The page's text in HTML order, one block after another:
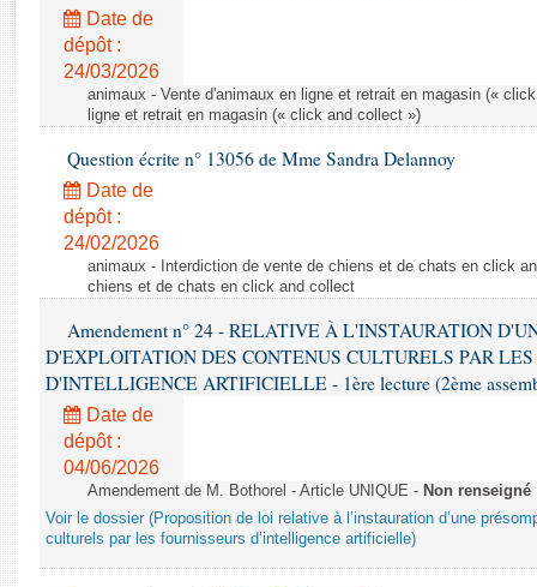
Rapports législatifs
Rapports sur l'application des lois
Baromètre de l’application des lois
Dossiers législatifs
Budget et sécurité sociale
Questions écrites et orales
Comptes rendus des débats
Date de
dépôt :
24/03/2026
animaux - Vente d'animaux en ligne et retrait en magasin («
ligne et retrait en magasin (« click and collect »)
Question écrite n° 13056 de Mme Sandra Delannoy
Date de
dépôt :
24/02/2026
animaux - Interdiction de vente de chiens et de chats en click
chiens et de chats en click and collect
Amendement n° 24 - RELATIVE À L'INSTAURATION
D'EXPLOITATION DES CONTENUS CULTURELS PAR LES
D'INTELLIGENCE ARTIFICIELLE - 1ère lecture (2ème
Date de
dépôt :
04/06/2026
Amendement de M. Bothorel - Article UNIQUE - Non renseigné
Voir le dossier (Proposition de loi relative à l’instauration d’une
culturels par les fournisseurs d’intelligence artificielle)